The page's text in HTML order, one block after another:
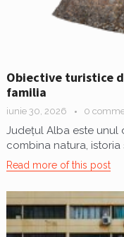
Obiective turistice
familia
iunie 30, 2026 0
Județul Alba este unul
combina natura, istoria
Read more of this post